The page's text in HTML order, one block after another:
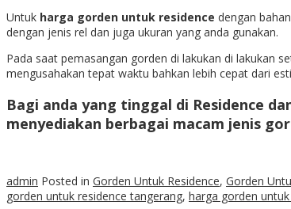
Untuk harga gorden untuk residence dengan
dengan jenis rel dan juga ukuran yang anda gunakan.
Pada saat pemasangan gorden di lakukan di lakukan
mengusahakan tepat waktu bahkan lebih cepat dari
Bagi anda yang tinggal di Residence
menyediakan berbagai macam jenis
admin Posted in Gorden Untuk Residence, Gorden
gorden untuk residence tangerang, harga gorden